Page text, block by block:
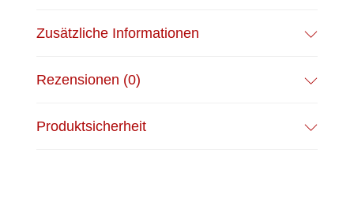
Zusätzliche Informationen
Rezensionen (0)
Produktsicherheit